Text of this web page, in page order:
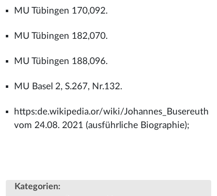
MU Tübingen 170,092.
MU Tübingen 182,070.
MU Tübingen 188,096.
MU Basel 2, S.267, Nr.132.
https:de.wikipedia.or/wiki/Johannes_Busereuth
vom 24.08. 2021 (ausführliche Biographie);
Kategorien: